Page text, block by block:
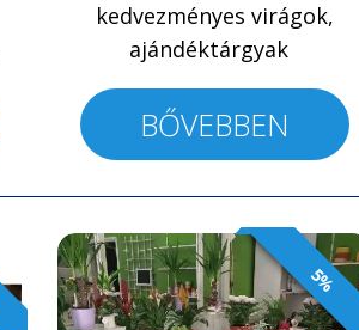
kedvezményes virágok,
ajándéktárgyak
BŐVEBBEN
5%